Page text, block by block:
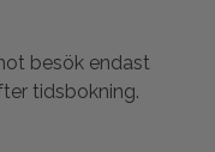
besök endast
tidsbokning.